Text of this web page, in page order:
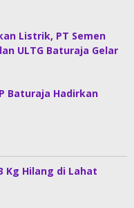
Listrik, PT Semen
ULTG Baturaja Gelar
Baturaja Hadirkan
Kg Hilang di Lahat